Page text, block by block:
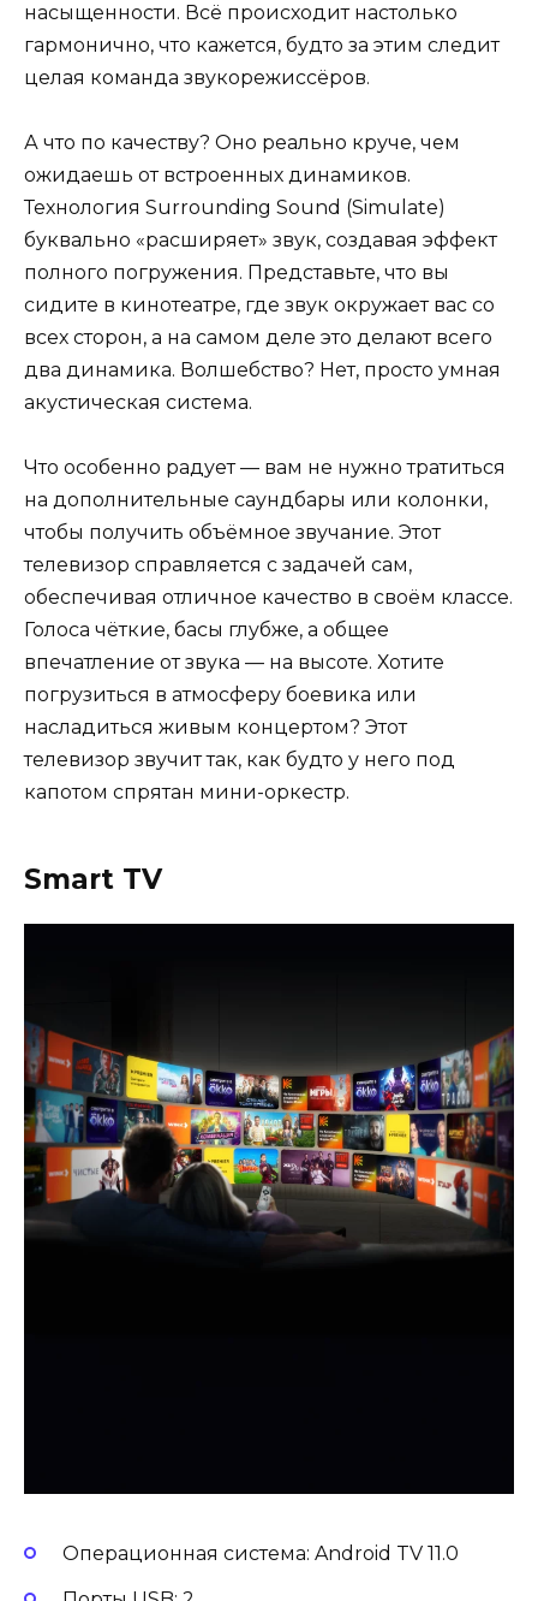
насыщенности. Всё происходит настолько
гармонично, что кажется, будто за этим следит
целая команда звукорежиссёров.
А что по качеству? Оно реально круче, чем
ожидаешь от встроенных динамиков.
Технология Surrounding Sound (Simulate)
буквально «расширяет» звук, создавая эффект
полного погружения. Представьте, что вы
сидите в кинотеатре, где звук окружает вас со
всех сторон, а на самом деле это делают всего
два динамика. Волшебство? Нет, просто умная
акустическая система.
Что особенно радует — вам не нужно тратиться
на дополнительные саундбары или колонки,
чтобы получить объёмное звучание. Этот
телевизор справляется с задачей сам,
обеспечивая отличное качество в своём классе.
Голоса чёткие, басы глубже, а общее
впечатление от звука — на высоте. Хотите
погрузиться в атмосферу боевика или
насладиться живым концертом? Этот
телевизор звучит так, как будто у него под
капотом спрятан мини-оркестр.
Smart TV
Операционная система: Android TV 11.0